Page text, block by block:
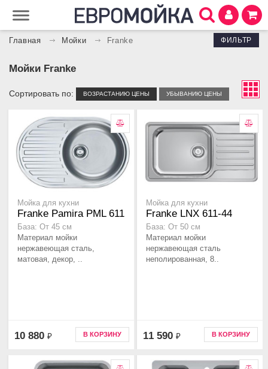
Главная Мойки Franke ФИЛЬТР
Мойки Franke
Сортировать по: ВОЗРАСТАНИЮ ЦЕНЫ УБЫВАНИЮ ЦЕНЫ
Мойка для кухни
Franke Pamira PML 611
База: От 45 см
Материал мойки
нержавеющая сталь,
матовая, декор, ..
10 880 ₽ В КОРЗИНУ
Мойка для кухни
Franke LNX 611-44
База: От 50 см
Материал мойки
нержавеющая сталь
неполированная, 8..
11 590 ₽ В КОРЗИНУ